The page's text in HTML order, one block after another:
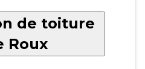
de toiture
Roux